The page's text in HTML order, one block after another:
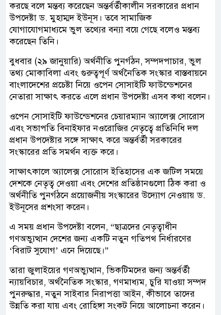
করছে বলে মন্তব্য করেছেন অন্তর্বর্তীকালীন সরকারের প্রধান
উপদেষ্টা ড. মুহাম্মদ ইউনূস। তবে সামাজিক
যোগাযোগমাধ্যমে ভুল তথ্যের বন্যা বয়ে গেছে বলেও মন্তব্য
করেছেন তিনি।
বুধবার (২৯ জানুয়ারি) অর্থনীতি পুনর্গঠন, সম্পদপাচার, ভুল
তথ্য মোকাবিলা এবং গুরুত্বপূর্ণ অর্থনৈতিক সংস্কার বাস্তবায়নে
বাংলাদেশের প্রচেষ্টা নিয়ে ওপেন সোসাইটি ফাউন্ডেশনের
নেতারা সাক্ষাৎ করতে এলে প্রধান উপদেষ্টা এসব কথা বলেন।
ওপেন সোসাইটি ফাউন্ডেশনের চেয়ারম্যান অ্যালেক্স সোরোস
এবং সভাপতি বিনাইফার নওরোজির নেতৃত্বে প্রতিনিধি দল
প্রধান উপদেষ্টার সঙ্গে সাক্ষাৎ করে অন্তর্বর্তী সরকারের
সংস্কারের প্রতি সমর্থন ব্যক্ত করে।
সাক্ষাৎকালে অ্যালেক্স সোরোস ইতিহাসের এক জটিল সময়ে
দেশকে নেতৃত্ব দেওয়া এবং দেশের প্রতিষ্ঠানগুলো ঠিক করা ও
অর্থনীতি পুনর্গঠনে প্রয়োজনীয় সংস্কারের উদ্যোগ নেওয়ায় ড.
ইউনূসের প্রশংসা করেন।
এ সময় প্রধান উপদেষ্টা বলেন, “ছাত্রদের নেতৃত্বাধীন
গণঅভ্যুত্থান দেশের জন্য একটি নতুন গতিপথ নির্ধারণের
‘বিরাট সুযোগ’ এনে দিয়েছে।”
তারা জুলাইয়ের গণঅভ্যুত্থান, ভিকটিমদের জন্য অন্তর্বর্তী
ন্যায়বিচার, অর্থনৈতিক সংস্কার, গণমাধ্যম, চুরি যাওয়া সম্পদ
পুনরুদ্ধার, নতুন সাইবার নিরাপত্তা আইন, কীভাবে তাদের
উন্নতি করা যায় এবং রোহিঙ্গা সংকট নিয়ে আলোচনা করেন।